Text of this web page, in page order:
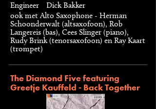
Engineer
Dick Bakker
ook met Alto Saxophone - Herman
Schoonderwalt (altsaxofoon), Rob
Langereis (bas), Cees Slinger (piano),
Rudy Brink (tenorsaxofoon) en Ray Kaart
(trompet)
The Diamond Five featuring
Greetje Kauffeld - Back Together